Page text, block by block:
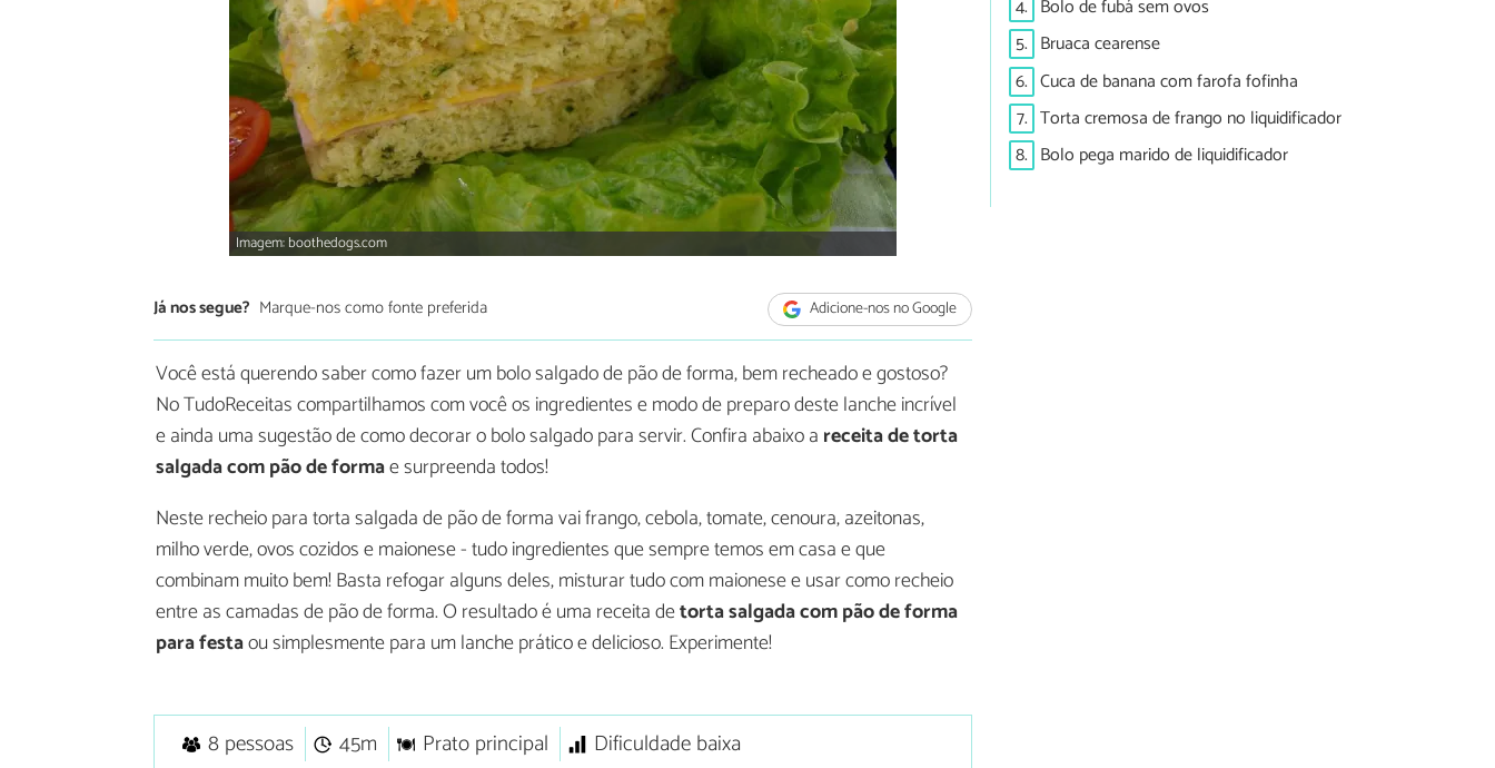
Imagem: boothedogs.com
Já nos segue? Marque-nos como fonte preferida Adicione-nos no Google
Você está querendo saber como fazer um bolo salgado de pão de forma, bem recheado e gostoso?
No TudoReceitas compartilhamos com você os ingredientes e modo de preparo deste lanche incrível
e ainda uma sugestão de como decorar o bolo salgado para servir. Confira abaixo a receita de torta
salgada com pão de formae surpreenda todos!
Neste recheio para torta salgada de pão de forma vai frango, cebola, tomate, cenoura, azeitonas,
milho verde, ovos cozidos e maionese - tudo ingredientes que sempre temos em casa e que
combinam muito bem! Basta refogar alguns deles, misturar tudo com maionese e usar como recheio
entre as camadas de pão de forma. O resultado é uma receita detorta salgada com pão de forma
para festaou simplesmente para um lanche prático e delicioso. Experimente!
8 pessoas 45m Prato principal
Dificuldade baixa
4. Bolo de fubá sem ovos
5. Bruaca cearense
6. Cuca de banana com farofa fofinha
7. Torta cremosa de frango no liquidificador
8. Bolo pega marido de liquidificador